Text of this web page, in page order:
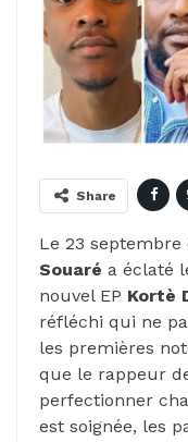
Share
Le 23
Souaré a éclaté
nouvel EP Kortè
réfléchi qui ne
les premières
que le rappeur
perfectionner
est soignée, les